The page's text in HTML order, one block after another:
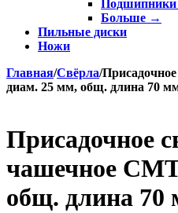
Больше →
Пильные диски
Ножи
Главная/Свёрла/
диам. 25 мм, общ. длина 70
Присадочное
чашечное
общ. длина 70